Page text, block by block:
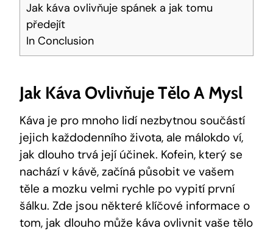
Jak‌ káva ovlivňuje⁤ spánek a jak tomu‌
předejít
In Conclusion
Jak Káva ‍ovlivňuje ⁢tělo⁢ A Mysl
Káva je pro mnoho‍ lidí ‌nezbytnou součástí⁤
jejich každodenního života, ⁤ale ​málokdo ví,
jak dlouho trvá její ⁣účinek. Kofein, který se
nachází v kávě, začíná působit ve vašem
těle a mozku velmi rychle po vypití první
šálku. ‍Zde jsou ⁣některé klíčové informace o
tom, jak dlouho může káva ovlivnit vaše tělo